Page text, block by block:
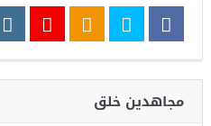
مجاهدین خلق